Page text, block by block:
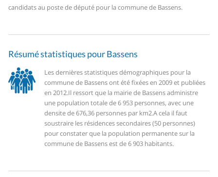
candidats au poste de député pour la commune de Bassens.
Résumé statistiques pour Bassens
Les dernières statistiques démographiques pour la
commune de Bassens ont été fixées en 2009 et publiées
en 2012.Il ressort que la mairie de Bassens administre
une population totale de 6 953 personnes, avec une
densite de 676,36 personnes par km2.A cela il faut
soustraire les résidences secondaires (50 personnes)
pour constater que la population permanente sur la
commune de Bassens est de 6 903 habitants.